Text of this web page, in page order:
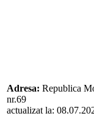
Adresa: Republica
nr.69
actualizat la: